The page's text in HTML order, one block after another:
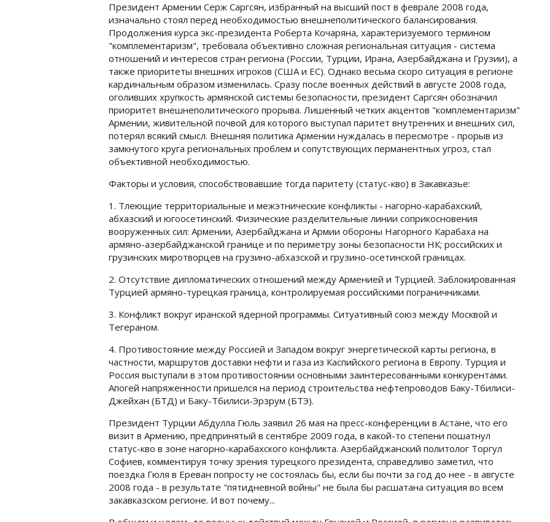
Президент Армении Серж Саргсян, избранный на высший пост в феврале 2008 года,
изначально стоял перед необходимостью внешнеполитического балансирования.
Продолжения курса экс-президента Роберта Кочаряна, характеризуемого термином
"комплементаризм", требовала объективно сложная региональная ситуация - система
отношений и интересов стран региона (России, Турции, Ирана, Азербайджана и Грузии), а
также приоритеты внешних игроков (США и ЕС). Однако весьма скоро ситуация в регионе
кардинальным образом изменилась. Сразу после военных действий в августе 2008 года,
оголивших хрупкость армянской системы безопасности, президент Саргсян обозначил
приоритет внешнеполитического прорыва. Лишенный четких акцентов "комплементаризм"
Армении, живительной почвой для которого выступал паритет внутренних и внешних сил,
потерял всякий смысл. Внешняя политика Армении нуждалась в пересмотре - прорыв из
замкнутого круга региональных проблем и сопутствующих перманентных угроз, стал
объективной необходимостью.
Факторы и условия, способствовавшие тогда паритету (статус-кво) в Закавказье:
1. Тлеющие территориальные и межэтнические конфликты - нагорно-карабахский,
абхазский и югоосетинский. Физические разделительные линии соприкосновения
вооруженных сил: Армении, Азербайджана и Армии обороны Нагорного Карабаха на
армяно-азербайджанской границе и по периметру зоны безопасности НК; российских и
грузинских миротворцев на грузино-абхазской и грузино-осетинской границах.
2. Отсутствие дипломатических отношений между Арменией и Турцией. Заблокированная
Турцией армяно-турецкая граница, контролируемая российскими пограничниками.
3. Конфликт вокруг иранской ядерной программы. Ситуативный союз между Москвой и
Тегераном.
4. Противостояние между Россией и Западом вокруг энергетической карты региона, в
частности, маршрутов доставки нефти и газа из Каспийского региона в Европу. Турция и
Россия выступали в этом противостоянии основными заинтересованными конкурентами.
Апогей напряженности пришелся на период строительства нефтепроводов Баку-Тбилиси-
Джейхан (БТД) и Баку-Тбилиси-Эрзрум (БТЭ).
Президент Турции Абдулла Гюль заявил 26 мая на пресс-конференции в Астане, что его
визит в Армению, предпринятый в сентябре 2009 года, в какой-то степени пошатнул
статус-кво в зоне нагорно-карабахского конфликта. Азербайджанский политолог Торгул
Софиев, комментируя точку зрения турецкого президента, справедливо заметил, что
поездка Гюля в Ереван попросту не состоялась бы, если бы почти за год до нее - в августе
2008 года - в результате "пятидневной войны" не была бы расшатана ситуация во всем
закавказском регионе. И вот почему...